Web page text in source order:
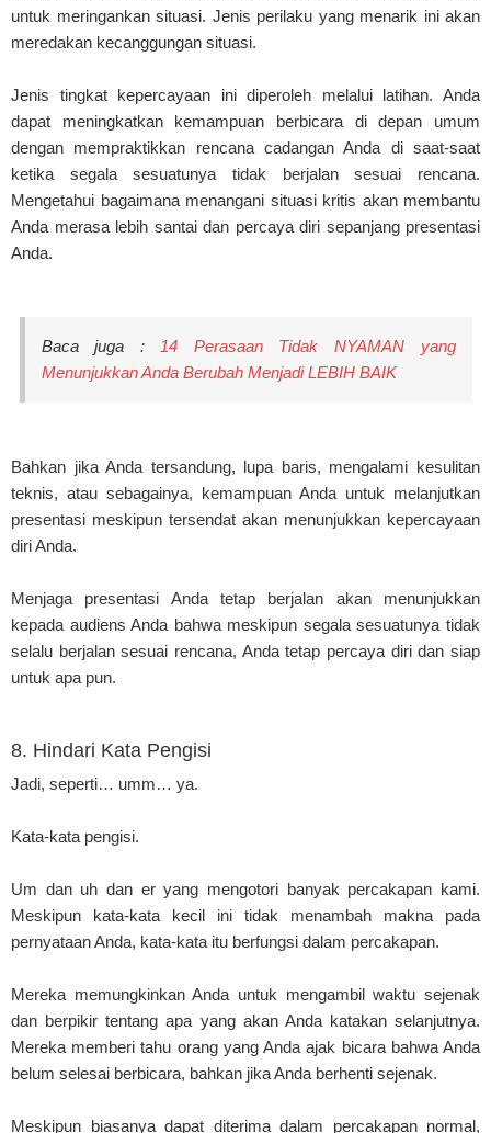
untuk meringankan situasi. Jenis perilaku yang menarik ini akan
meredakan kecanggungan situasi.
Jenis tingkat kepercayaan ini diperoleh melalui latihan. Anda
dapat meningkatkan kemampuan berbicara di depan umum
dengan mempraktikkan rencana cadangan Anda di saat-saat
ketika segala sesuatunya tidak berjalan sesuai rencana.
Mengetahui bagaimana menangani situasi kritis akan membantu
Anda merasa lebih santai dan percaya diri sepanjang presentasi
Anda.
Baca juga :
14 Perasaan Tidak NYAMAN yang
Menunjukkan Anda Berubah Menjadi LEBIH BAIK
Bahkan jika Anda tersandung, lupa baris, mengalami kesulitan
teknis, atau sebagainya, kemampuan Anda untuk melanjutkan
presentasi meskipun tersendat akan menunjukkan kepercayaan
diri Anda.
Menjaga presentasi Anda tetap berjalan akan menunjukkan
kepada audiens Anda bahwa meskipun segala sesuatunya tidak
selalu berjalan sesuai rencana, Anda tetap percaya diri dan siap
untuk apa pun.
8. Hindari Kata Pengisi
Jadi, seperti… umm… ya.
Kata-kata pengisi.
Um dan uh dan er yang mengotori banyak percakapan kami.
Meskipun kata-kata kecil ini tidak menambah makna pada
pernyataan Anda, kata-kata itu berfungsi dalam percakapan.
Mereka memungkinkan Anda untuk mengambil waktu sejenak
dan berpikir tentang apa yang akan Anda katakan selanjutnya.
Mereka memberi tahu orang yang Anda ajak bicara bahwa Anda
belum selesai berbicara, bahkan jika Anda berhenti sejenak.
Meskipun biasanya dapat diterima dalam percakapan normal,